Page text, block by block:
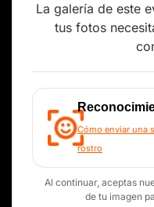
La galería de este
tus fotos
Cómo enviar una
rostro
Al continuar, aceptas
de tu imagen